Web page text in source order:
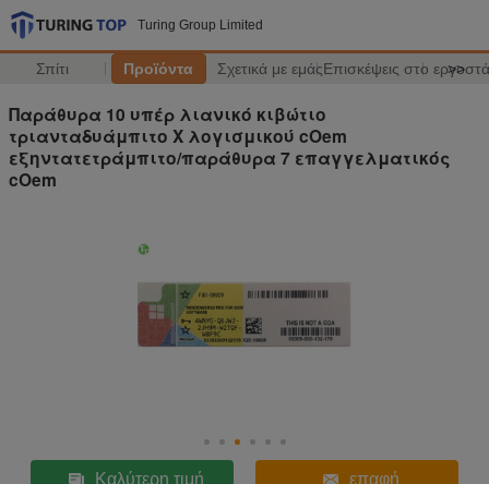
Turing Group Limited
Σπίτι Προϊόντα Σχετικά με εμάςΕπισκέψεις στο >>
Παράθυρα 10 υπέρ λιανικό κιβώτιο
τριανταδυάμπιτο Χ λογισμικού cOem
εξηντατετράμπιτο/παράθυρα 7 επαγγελματικός
cOem
Καλύτερη τιμή επαφή